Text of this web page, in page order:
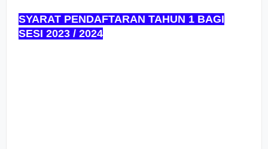
SYARAT PENDAFTARAN TAHUN 1 BAGI
SESI 2023 / 2024